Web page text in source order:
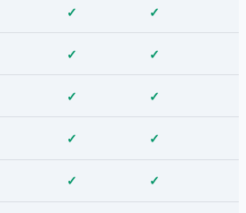
✓ ✓
✓ ✓
✓ ✓
✓ ✓
✓ ✓